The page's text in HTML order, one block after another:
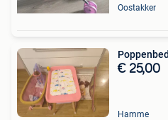
Oostakker
€ 25,00
Hamme